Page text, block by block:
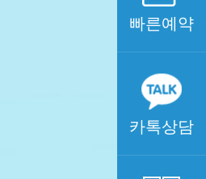
빠른예약
카톡상담